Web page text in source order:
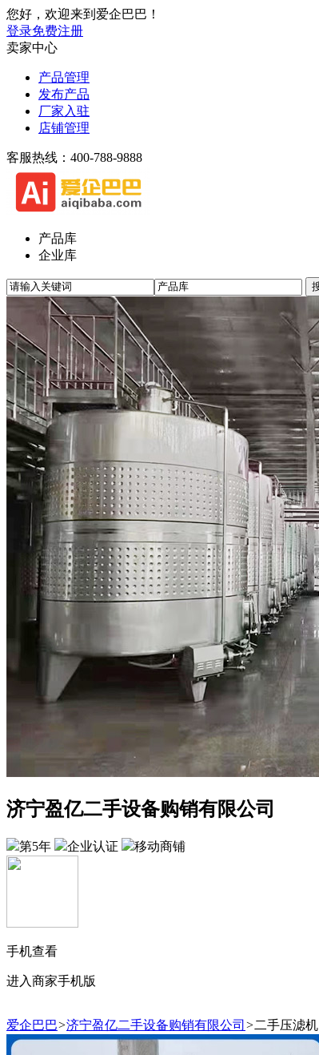
您好，欢迎来到爱企巴巴！
登录免费注册
卖家中心
产品管理
发布产品
厂家入驻
店铺管理
客服热线：400-788-9888
产品库
企业库
济宁盈亿二手设备购销有限公司
第5年 企业认证 移动商铺
手机查看
进入商家手机版
爱企巴巴>济宁盈亿二手设备购销有限公司 >二手压滤机